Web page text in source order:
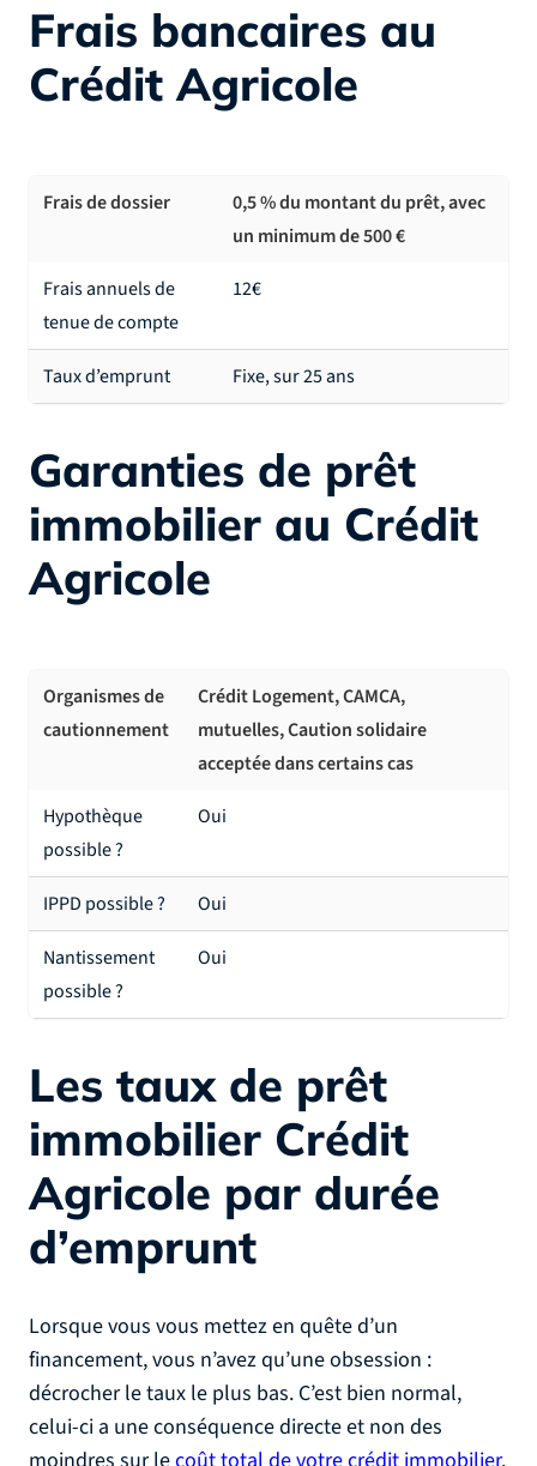
Frais bancaires au
Crédit Agricole
Frais de dossier
0,5 % du montant du prêt, avec
un minimum de 500 €
Frais annuels de
tenue de compte
12€
Taux d’emprunt Fixe, sur 25 ans
Garanties de prêt
immobilier au Crédit
Agricole
Organismes de
cautionnement
Crédit Logement, CAMCA,
mutuelles, Caution solidaire
acceptée dans certains cas
Hypothèque
possible ?
Oui
IPPD possible ? Oui
Nantissement
possible ?
Oui
Les taux de prêt
immobilier Crédit
Agricole par durée
d’emprunt
Lorsque vous vous mettez en quête d’un
financement, vous n’avez qu’une obsession :
décrocher le taux le plus bas. C’est bien normal,
celui-ci a une conséquence directe et non des